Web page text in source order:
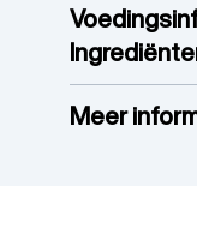
Meer